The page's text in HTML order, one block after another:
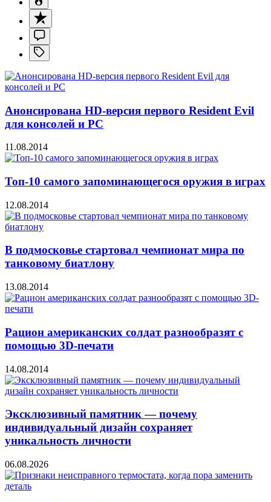
Анонсирована HD-версия первого Resident Evil
для консолей и PC
11.08.2014
Топ-10 самого запоминающегося оружия в играх
12.08.2014
В подмосковье стартовал чемпионат мира по
танковому биатлону
13.08.2014
Рацион американских солдат разнообразят с
помощью 3D-печати
14.08.2014
Эксклюзивный памятник — почему
индивидуальный дизайн сохраняет
уникальность личности
06.08.2026